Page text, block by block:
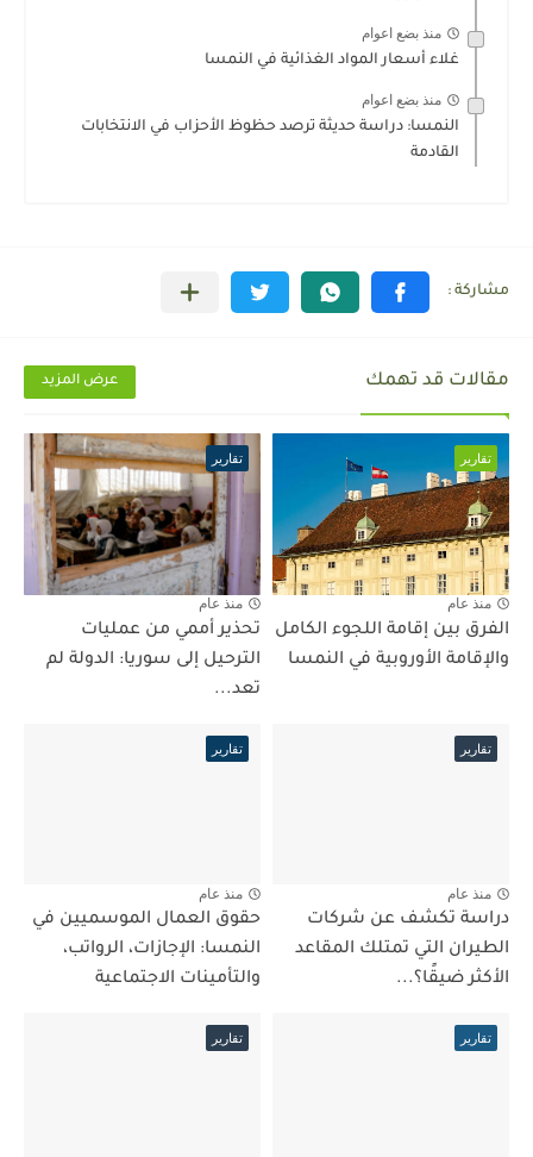
منذ بضع اعوام
غلاء أسعار المواد الغذائية في النمسا
منذ بضع اعوام
النمسا: دراسة حديثة ترصد حظوظ الأحزاب في الانتخابات
القادمة
مقالات قد تهمك عرض المزيد
تقارير
منذ عام
الفرق بين إقامة اللجوء الكامل
والإقامة الأوروبية في النمسا
تقارير
منذ عام
تحذير أممي من عمليات
الترحيل إلى سوريا: الدولة لم
تعد...
تقارير
منذ عام
دراسة تكشف عن شركات
الطيران التي تمتلك المقاعد
الأكثر ضيقًا؟...
تقارير
منذ عام
حقوق العمال الموسميين في
النمسا: الإجازات، الرواتب،
والتأمينات الاجتماعية
تقارير تقارير